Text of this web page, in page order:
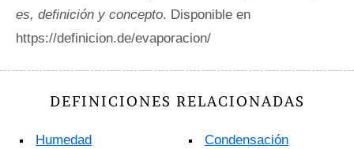
es, definición y concepto. Disponible en
https://definicion.de/evaporacion/
DEFINICIONES RELACIONADAS
Humedad Condensación